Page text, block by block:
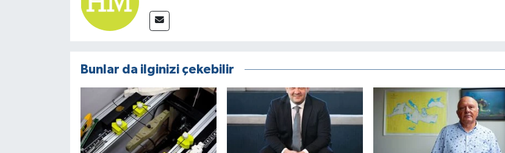
Bunlar da ilginizi çekebilir